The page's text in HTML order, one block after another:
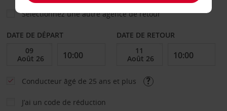
Sélectionnez une autre agence de retour
DATE DE DÉPART DATE DE RETOUR
Conducteur âgé de 25 ans et plus
J’ai un code de réduction